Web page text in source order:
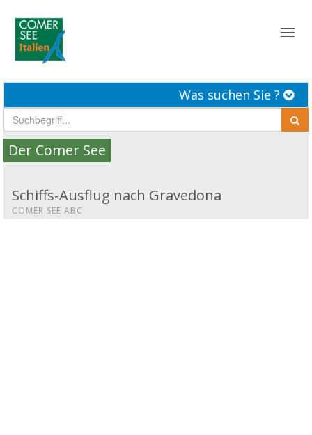
Was suchen Sie ?
Der Comer See
Schiffs-Ausflug nach Gravedona
COMER SEE ABC